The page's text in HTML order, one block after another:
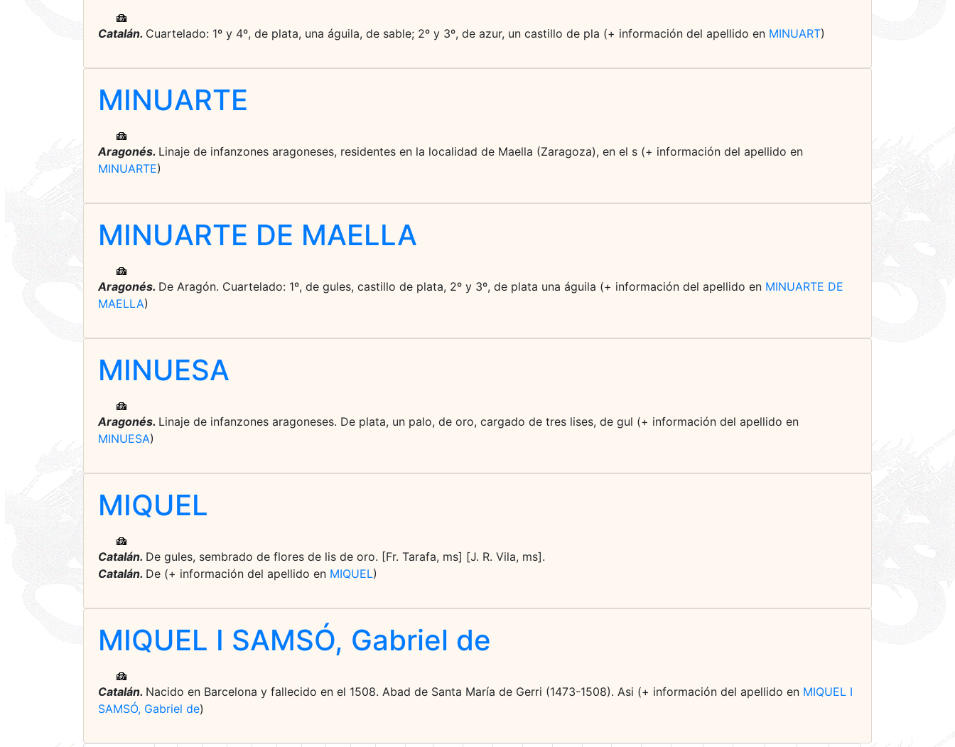
Catalán. Cuartelado: 1º y 4º, de plata, una águila, de sable; 2º y 3º, de azur, un castillo de pla (+ información del apellido en MINUART)
MINUARTE
Aragonés. Linaje de infanzones aragoneses, residentes en la localidad de Maella (Zaragoza), en el s (+ información del apellido en
MINUARTE)
MINUARTE DE MAELLA
Aragonés. De Aragón. Cuartelado: 1º, de gules, castillo de plata, 2º y 3º, de plata una águila (+ información del apellido en MINUARTE DE
MAELLA)
MINUESA
Aragonés. Linaje de infanzones aragoneses. De plata, un palo, de oro, cargado de tres lises, de gul (+ información del apellido en
MINUESA)
MIQUEL
Catalán. De gules, sembrado de flores de lis de oro. [Fr. Tarafa, ms] [J. R. Vila, ms].
Catalán. De (+ información del apellido en MIQUEL)
MIQUEL I SAMSÓ, Gabriel de
Catalán. Nacido en Barcelona y fallecido en el 1508. Abad de Santa María de Gerri (1473-1508). Asi (+ información del apellido en MIQUEL I
SAMSÓ, Gabriel de)